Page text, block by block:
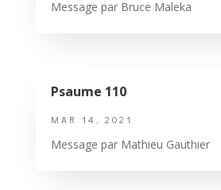
Message par Bruce Maleka
Psaume 110
MAR 14, 2021
Message par Mathieu Gauthier